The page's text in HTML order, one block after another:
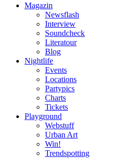
Magazin
Newsflash
Interview
Soundcheck
Literatour
Blog
Nightlife
Events
Locations
Partypics
Charts
Tickets
Playground
Webstuff
Urban Art
Win!
Trendspotting